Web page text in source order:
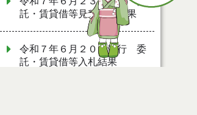
託・賃貸借等見積徴取結果
令和７年６月２０日執行 委
託・賃貸借等入札結果